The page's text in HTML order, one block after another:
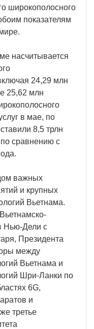
широкополосного
показателям
насчитывается
24,29 млн
25,62 млн
в мае, по
8,5 трлн
сравнению с
важных
и крупных
Вьетнама.
Нью-Дели с
Президента
между
Вьетнама и
Шри-Ланки по
6G,
и
третье